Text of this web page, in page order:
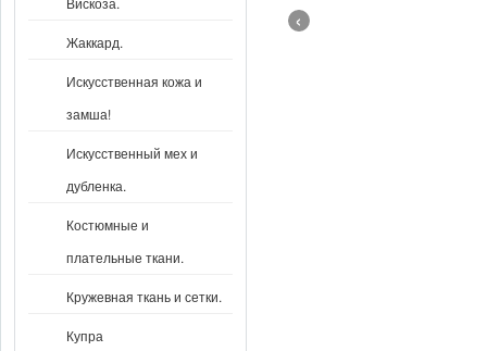
Жаккард.
Искусственная кожа и
замша!
Искусственный мех и
дубленка.
Костюмные и
плательные ткани.
Кружевная ткань и сетки.
Купра
‹